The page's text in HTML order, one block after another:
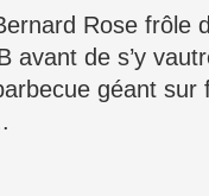
Rose frôle
avant de s’y
géant sur